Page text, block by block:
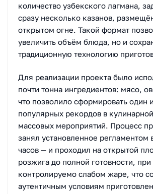
количество узбекского лагмана,
сразу несколько казанов,
открытом огне. Такой формат
увеличить объём блюда, но и
традиционную технологию
Для реализации проекта было
почти тонна ингредиентов: мясо,
что позволило сформировать один
популярных рекордов в
массовых мероприятий. Процесс
занял установленное регламентом
часов — и проходил на открытой
розжига до полной готовности, при
контролируемо слабом жаре, что
аутентичным условиям